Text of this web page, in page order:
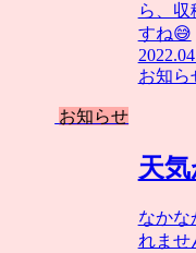
ら、収
すね😅
お知ら
お知らせ
天
なかな
れませ